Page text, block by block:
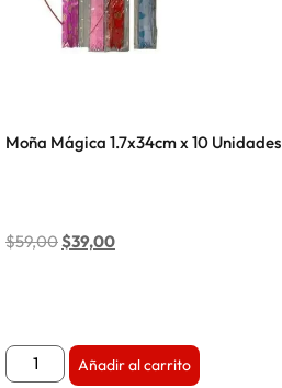
Moña Mágica 1.7x34cm x 10 Unidades
$59,00$39,00
Añadir al carrito